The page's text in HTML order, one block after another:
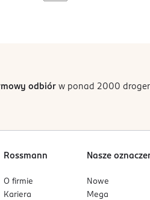
odbiórw ponad 2000
Rossmann
O firmie
Kariera
Nasze
Nowe
Mega